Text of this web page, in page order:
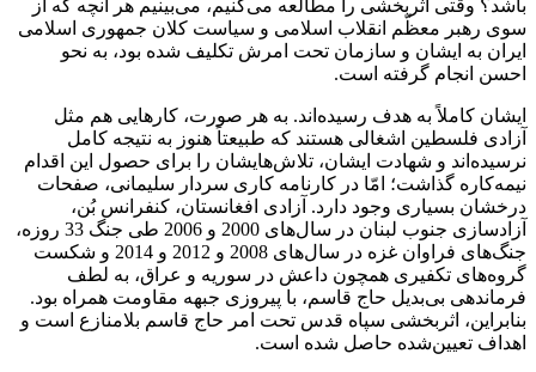
باشد؟ وقتی اثربخشی را مطالعه می‌کنیم، می‌بینیم هر آنچه که از
سوی رهبر معظّم انقلاب اسلامی و سیاست کلان جمهوری اسلامی
ایران به ایشان و سازمان تحت امرش تکلیف شده بود، به نحو
احسن انجام گرفته است.
ایشان کاملاً به هدف رسیده‌اند. به هر صورت، کارهایی هم مثل
آزادی فلسطین اشغالی هستند که طبیعتاً هنوز به نتیجه کامل
نرسیده‌اند و شهادت ایشان، تلاش‌هایشان را برای حصول این اقدام
نیمه‌کاره گذاشت؛ امّا در کارنامه کاری سردار سلیمانی، صفحات
درخشان بسیاری وجود دارد. آزادی افغانستان، کنفرانس بُن،
آزادسازی جنوب لبنان در سال‌های 2000 و 2006 طی جنگ 33 روزه،
جنگ‌های فراوان غزه در سال‌های 2008 و 2012 و 2014 و شکست
گروه‌های تکفیری همچون داعش در سوریه و عراق، به‌ لطف
فرماندهی بی‌بدیل حاج قاسم، با پیروزی جبهه مقاومت همراه بود.
بنابراین، اثربخشی سپاه قدس تحت ‌امر حاج قاسم بلامنازع است و
اهداف تعیین‌شده حاصل شده است.